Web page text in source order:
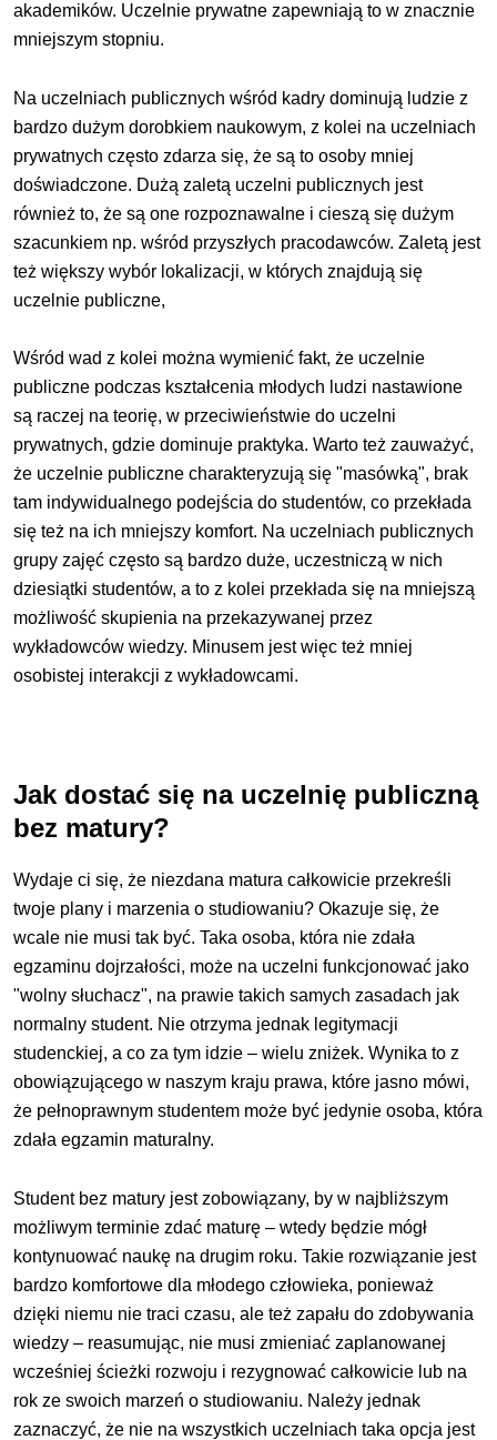
akademików. Uczelnie prywatne zapewniają to w znacznie
mniejszym stopniu.
Na uczelniach publicznych wśród kadry dominują ludzie z
bardzo dużym dorobkiem naukowym, z kolei na uczelniach
prywatnych często zdarza się, że są to osoby mniej
doświadczone. Dużą zaletą uczelni publicznych jest
również to, że są one rozpoznawalne i cieszą się dużym
szacunkiem np. wśród przyszłych pracodawców. Zaletą jest
też większy wybór lokalizacji, w których znajdują się
uczelnie publiczne,
Wśród wad z kolei można wymienić fakt, że uczelnie
publiczne podczas kształcenia młodych ludzi nastawione
są raczej na teorię, w przeciwieństwie do uczelni
prywatnych, gdzie dominuje praktyka. Warto też zauważyć,
że uczelnie publiczne charakteryzują się "masówką", brak
tam indywidualnego podejścia do studentów, co przekłada
się też na ich mniejszy komfort. Na uczelniach publicznych
grupy zajęć często są bardzo duże, uczestniczą w nich
dziesiątki studentów, a to z kolei przekłada się na mniejszą
możliwość skupienia na przekazywanej przez
wykładowców wiedzy. Minusem jest więc też mniej
osobistej interakcji z wykładowcami.
Jak dostać się na uczelnię publiczną
bez matury?
Wydaje ci się, że niezdana matura całkowicie przekreśli
twoje plany i marzenia o studiowaniu? Okazuje się, że
wcale nie musi tak być. Taka osoba, która nie zdała
egzaminu dojrzałości, może na uczelni funkcjonować jako
"wolny słuchacz", na prawie takich samych zasadach jak
normalny student. Nie otrzyma jednak legitymacji
studenckiej, a co za tym idzie – wielu zniżek. Wynika to z
obowiązującego w naszym kraju prawa, które jasno mówi,
że pełnoprawnym studentem może być jedynie osoba, która
zdała egzamin maturalny.
Student bez matury jest zobowiązany, by w najbliższym
możliwym terminie zdać maturę – wtedy będzie mógł
kontynuować naukę na drugim roku. Takie rozwiązanie jest
bardzo komfortowe dla młodego człowieka, ponieważ
dzięki niemu nie traci czasu, ale też zapału do zdobywania
wiedzy – reasumując, nie musi zmieniać zaplanowanej
wcześniej ścieżki rozwoju i rezygnować całkowicie lub na
rok ze swoich marzeń o studiowaniu. Należy jednak
zaznaczyć, że nie na wszystkich uczelniach taka opcja jest